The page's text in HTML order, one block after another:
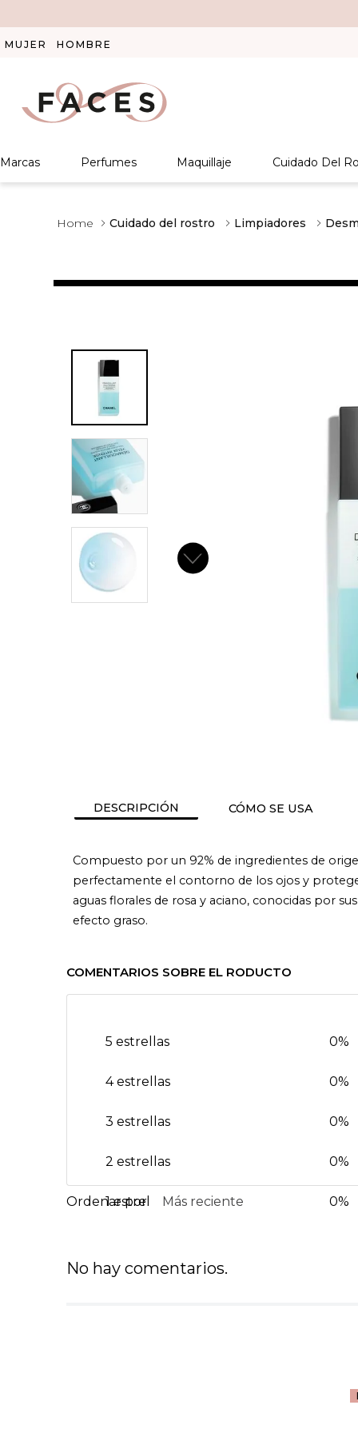
MUJER HOMBRE
Marcas Perfumes Maquillaje Cuidado Del
Cuidado del rostro Limpiadores
DESCRIPCIÓN CÓMO SE USA
Compuesto por un 92% de ingredientes de
perfectamente el contorno de los ojos y
aguas florales de rosa y aciano, conocidas por
efecto graso.
COMENTARIOS SOBRE EL RODUCTO
5 estrellas 0%
4 estrellas 0%
3 estrellas 0%
2 estrellas 0%
1 estrella 0%
Más reciente
No hay comentarios.